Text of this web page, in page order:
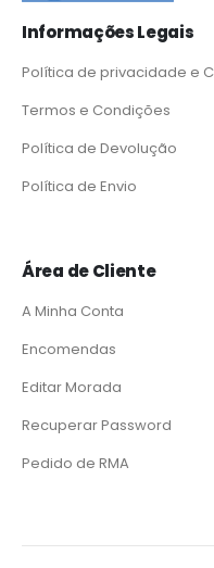
Informações Legais
Política de privacidade e
Termos e Condições
Política de Devolução
Política de Envio
Área de Cliente
A Minha Conta
Encomendas
Editar Morada
Recuperar Password
Pedido de RMA